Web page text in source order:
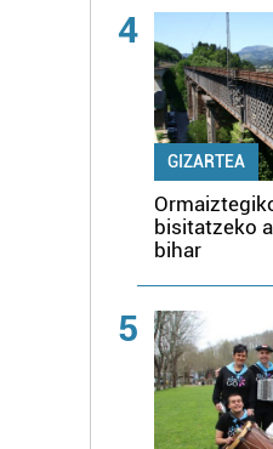
4
GIZARTEA
bisitatzeko
bihar
5